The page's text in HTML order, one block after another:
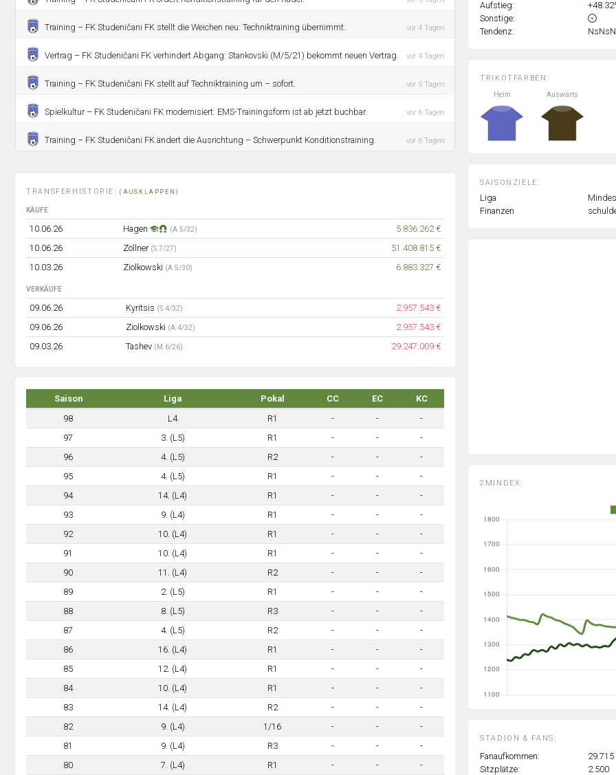
Training – FK Studeničani FK stellt die Weichen neu: Techniktraining übernimmt. vor 4 Tagen
Vertrag – FK Studeničani FK verhindert Abgang: Stankovski (M/5/21) bekommt neuen Vertrag. vor 4 Tagen
Training – FK Studeničani FK stellt auf Techniktraining um – sofort. vor 5 Tagen
Spielkultur – FK Studeničani FK modernisiert: EMS-Trainingsform ist ab jetzt buchbar. vor 6 Tagen
Training – FK Studeničani FK ändert die Ausrichtung – Schwerpunkt Konditionstraining. vor 6 Tagen
TRANSFERHISTORIE:(AUSKLAPPEN)
KÄUFE
10.06.26 Hagen (A 5/32)
5.836.262 €
10.06.26
Zöllner (S 7/27)
51.408.815 €
10.03.26
Ziolkowski (A 5/30) 6.883.327 €
VERKÄUFE
09.06.26 Kyritsis (S 4/32)
2.957.543 €
09.06.26
Ziolkowski (A 4/32)
2.957.543 €
09.03.26
Tashev (M 6/26) 29.247.009 €
Saison Liga Pokal CC EC
KC
98
L4 R1 - -
-
97
3. (L5) R1 - -
-
96
4. (L5) R2 - -
-
95
4. (L5) R1 - -
-
94
14. (L4) R1 - -
-
93
9. (L4) R1 - -
-
92
10. (L4) R1 - -
-
91
10. (L4) R1 - -
-
90
11. (L4) R2 - -
-
89
2. (L5) R1 - -
-
88
8. (L5) R3 - -
-
87
4. (L5) R2 - -
-
86
16. (L4) R1 - -
-
85
12. (L4) R1 - -
-
84
10. (L4) R1 - -
-
83
14. (L4) R2 - -
-
82
9. (L4) 1/16 - -
-
81
9. (L4) R3 - -
-
80
7. (L4) R1 - -
-
TRIKOTFARBEN:
Heim
Auswärts
SAISONZIELE:
Liga
Finanzen
2MINDEX:
Aufstieg:
Sonstige:
Tendenz:
STADION & FANS:
Fanaufkommen:
29.715
Sitzplätze:
2.500